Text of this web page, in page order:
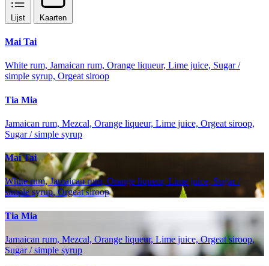
Lijst Kaarten
Mai Tai
White rum, Jamaican rum, Orange liqueur, Lime juice, Sugar /
simple syrup, Orgeat siroop
Tia Mia
Jamaican rum, Mezcal, Orange liqueur, Lime juice, Orgeat siroop,
Sugar / simple syrup
Mai Tai
White rum, Jamaican rum, Orange liqueur, Lime juice, Sugar /
simple syrup, Orgeat siroop
Tia Mia
Jamaican rum, Mezcal, Orange liqueur, Lime juice, Orgeat siroop,
Sugar / simple syrup